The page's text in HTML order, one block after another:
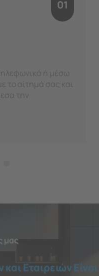
01
ή μέσω
το αίτημά σας και
την
μας
Εταιρειών Είναι